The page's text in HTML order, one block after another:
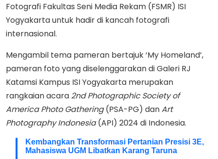
Fotografi Fakultas Seni Media Rekam (FSMR) ISI
Yogyakarta untuk hadir di kancah fotografi
internasional.
Mengambil tema pameran bertajuk ‘My Homeland’,
pameran foto yang diselenggarakan di Galeri RJ
Katamsi Kampus ISI Yogyakarta merupakan
rangkaian acara 2nd Photographic Society of
America Photo Gathering(PSA-PG) danArt
Photography Indonesia(API) 2024 di Indonesia.
Kembangkan Transformasi Pertanian Presisi 3E,
Mahasiswa UGM Libatkan Karang Taruna